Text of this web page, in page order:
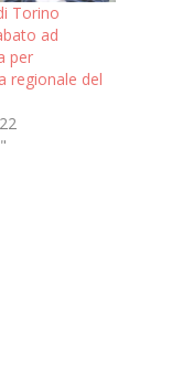
Torino
ad
per
regionale del